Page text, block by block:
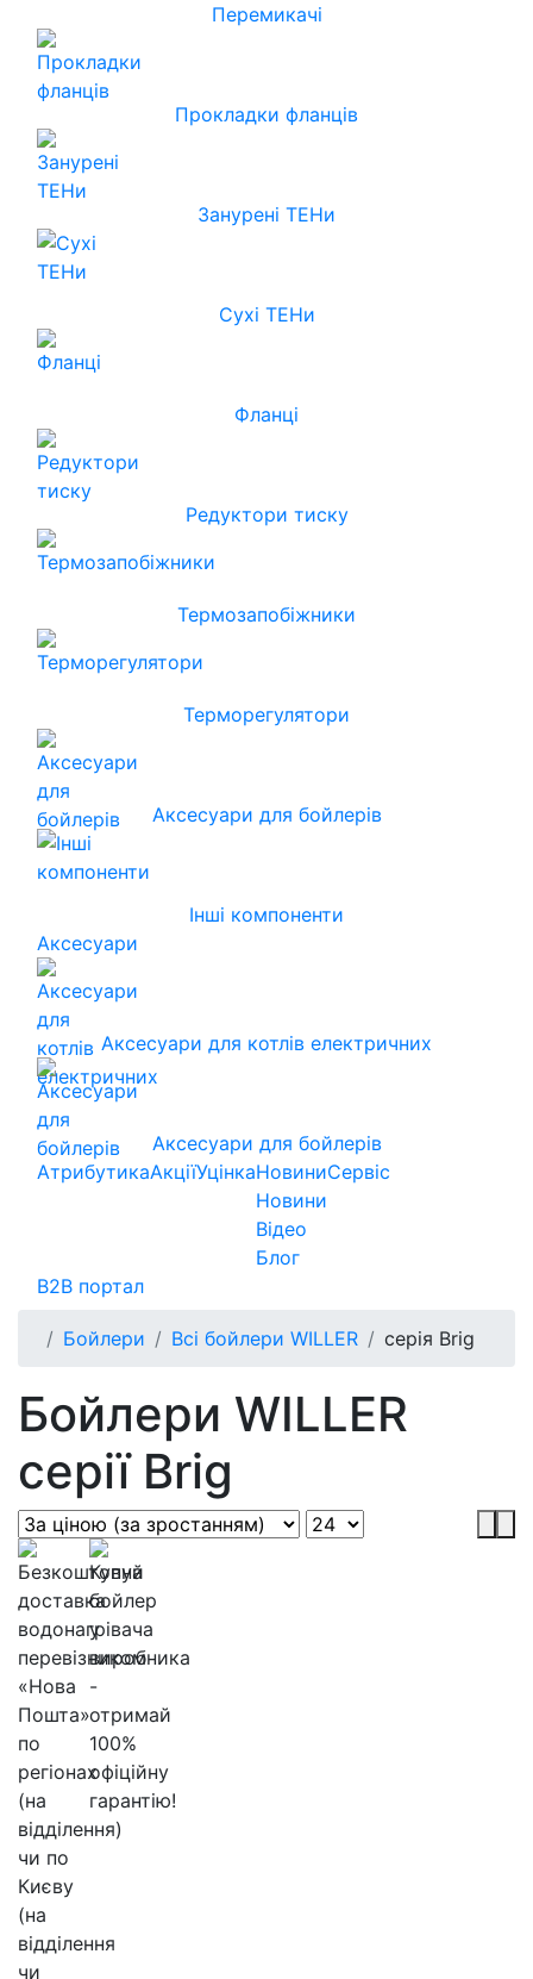
Перемикачі
Прокладки фланців
Занурені ТЕНи
Сухі ТЕНи
Фланці
Редуктори тиску
Термозапобіжники
Терморегулятори
Аксесуари для бойлерів
Інші компоненти
Аксесуари
Аксесуари для котлів електричних
Аксесуари для бойлерів
АтрибутикаАкціїУцінкаНовини
Новини
Відео
Блог
Сервіс
B2B портал
Бойлери Всі бойлери WILLER серія Brig
Бойлери WILLER
серії Brig